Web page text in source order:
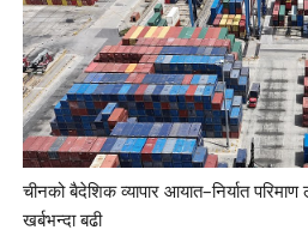
चीनको बैदेशिक व्यापार आयात–निर्यात
खर्बभन्दा बढी